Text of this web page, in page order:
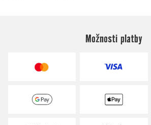
Možnosti platby